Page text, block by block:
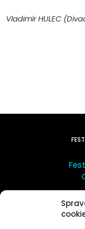
Vladimír HULEC